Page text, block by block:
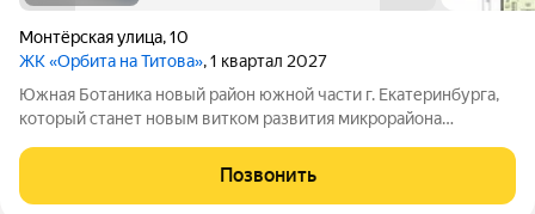
Монтёрская улица,10
ЖК «Орбита на Титова», 1 квартал 2027
Южная Ботаника новый район южной части г. Екатеринбурга,
который станет новым витком развития микрорайона
фонтаном, центральная площадь с арт-объектом «Водное
зеркало», более 1000 растений на
Позвонить